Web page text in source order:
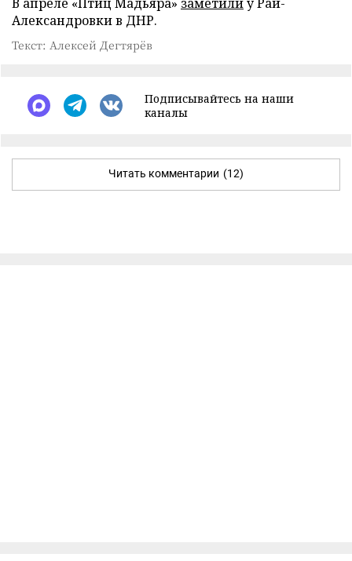
Александровки в ДНР.
Текст: Алексей Дегтярёв
Подписывайтесь на наши
каналы
Читать комментарии (12)